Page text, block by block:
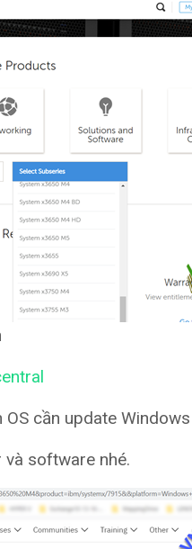
cần update
software nhé.